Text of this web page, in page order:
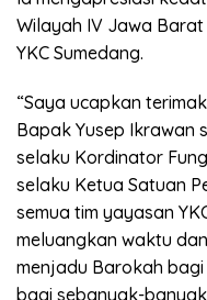
Wilayah IV Jawa
YKC Sumedang.
“Saya ucapkan
Bapak Yusep Ikrawan
selaku Kordinator
selaku Ketua Satuan
semua tim yayasan
meluangkan waktu
menjadu Barokah
bagi sebanyak-